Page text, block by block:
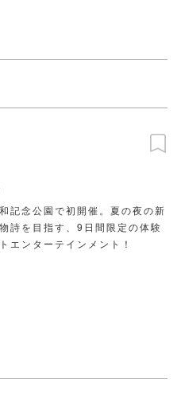
記念公園で初開催。夏の夜の新
詩を目指す、9日間限定の体験
エンターテインメント！